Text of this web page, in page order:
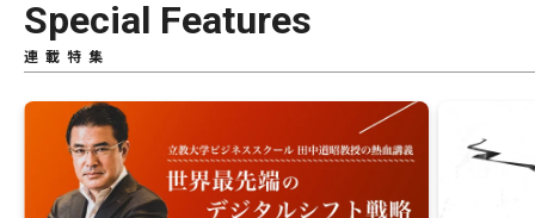
Special Features
連載特集